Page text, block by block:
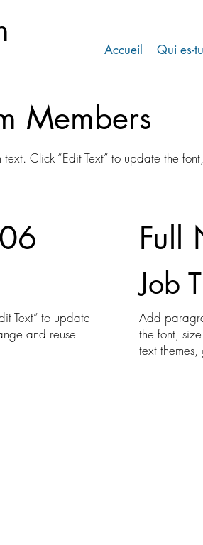
Accueil Qui es-
Members
Click “Edit Text” to update the
Text” to update
and reuse
Full
Job
Add
the font,
text themes,